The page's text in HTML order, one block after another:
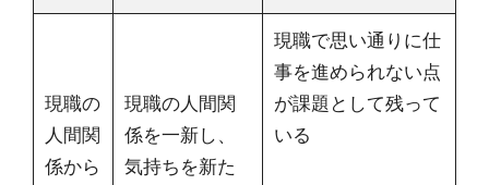
現職の
人間関
係から
現職の人間関
係を一新し、
気持ちを新た
現職で思い通りに仕
事を進められない点
が課題として残って
いる